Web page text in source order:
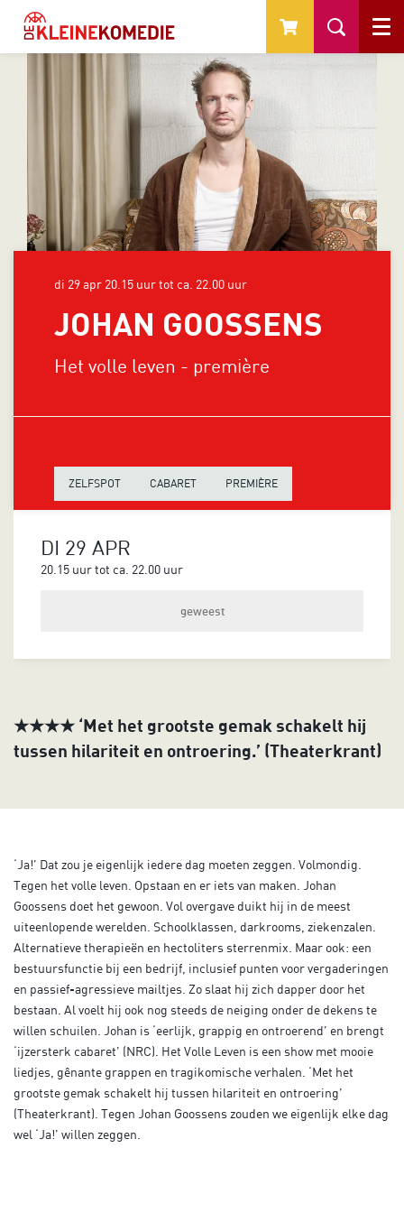
Menu
JOHAN GOOSSENS
Het volle leven - première
di 29 apr 20.15 uur tot ca. 22.00 uur
ZELFSPOT CABARET PREMIÈRE
DI 29 APR
20.15 uurtot ca. 22.00 uur
geweest
★★★★ ‘Met het grootste gemak schakelt hij
tussen hilariteit en ontroering.’ (Theaterkrant)
‘Ja!’ Dat zou je eigenlijk iedere dag moeten zeggen. Volmondig.
Tegen het volle leven. Opstaan en er iets van maken. Johan
Goossens doet het gewoon. Vol overgave duikt hij in de meest
uiteenlopende werelden. Schoolklassen, darkrooms, ziekenzalen.
Alternatieve therapieën en hectoliters sterrenmix. Maar ook: een
bestuursfunctie bij een bedrijf, inclusief punten voor vergaderingen
en passief-agressieve mailtjes. Zo slaat hij zich dapper door het
bestaan. Al voelt hij ook nog steeds de neiging onder de dekens te
willen schuilen. Johan is ‘eerlijk, grappig en ontroerend’ en brengt
‘ijzersterk cabaret’ (NRC). Het Volle Leven is een show met mooie
liedjes, gênante grappen en tragikomische verhalen. ‘Met het
grootste gemak schakelt hij tussen hilariteit en ontroering’
(Theaterkrant). Tegen Johan Goossens zouden we eigenlijk elke dag
wel ‘Ja!’ willen zeggen.